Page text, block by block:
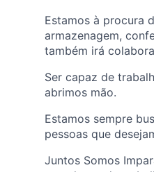
Estamos à procura
armazenagem,
também irá
Ser capaz de
abrimos mão.
Estamos sempre
pessoas que
Juntos Somos